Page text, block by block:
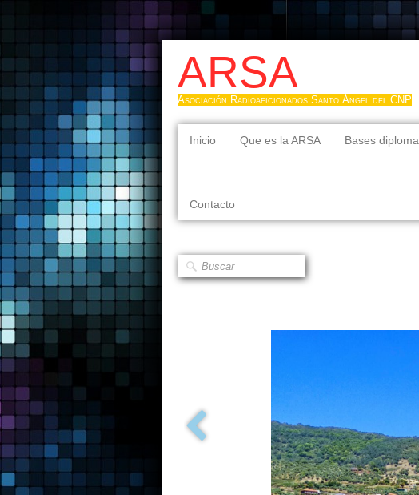
ARSA
Asociación Radioaficionados Santo Ángel del CNP
Inicio Que es la ARSA Bases diploma
Contacto